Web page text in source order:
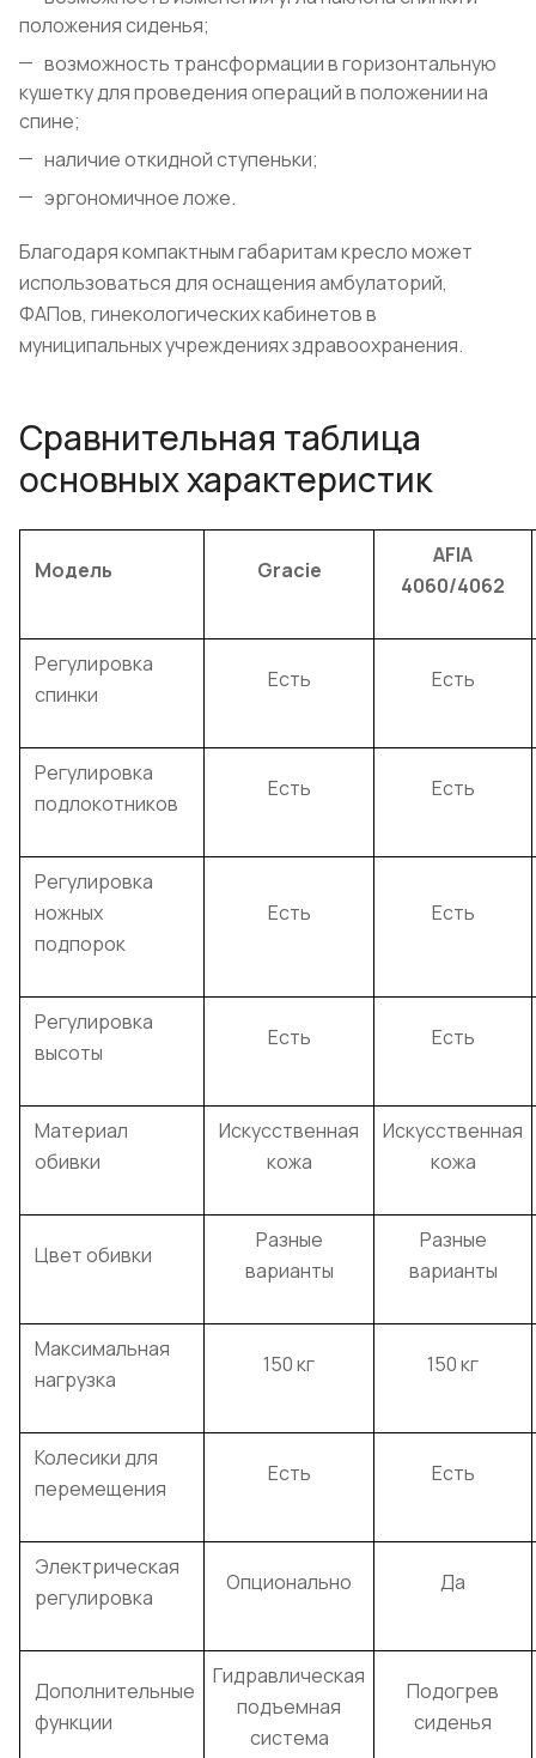
положения сиденья;
возможность трансформации в горизонтальную
кушетку для проведения операций в положении на
спине;
наличие откидной ступеньки;
эргономичное ложе.
Благодаря компактным габаритам кресло может
использоваться для оснащения амбулаторий,
ФАПов, гинекологических кабинетов в
муниципальных учреждениях здравоохранения.
Сравнительная таблица
основных характеристик
Модель Gracie
AFIA
4060/4062
Регулировка
спинки
Есть Есть
Регулировка
подлокотников
Есть Есть
Регулировка
ножных
подпорок
Есть Есть
Регулировка
высоты
Есть Есть
Материал
обивки
Искусственная
кожа
Искусственная
кожа
Цвет обивки
Разные
варианты
Разные
варианты
Максимальная
нагрузка
150 кг 150 кг
Колесики для
перемещения
Есть Есть
Электрическая
регулировка
Опционально Да
Дополнительные
функции
Гидравлическая
подъемная
система
Подогрев
сиденья